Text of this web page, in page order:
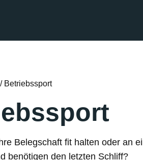
Betriebssport
Belegschaft fit halten oder an
benötigen den letzten Schliff?